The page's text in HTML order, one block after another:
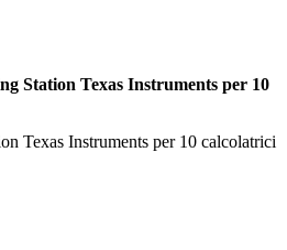
Station Texas Instruments per 10
Texas Instruments per 10 calcolatrici